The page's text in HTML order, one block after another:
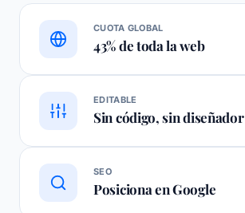
CUOTA GLOBAL
43% de toda la web
EDITABLE
Sin código, sin diseñador
SEO
Posiciona en Google